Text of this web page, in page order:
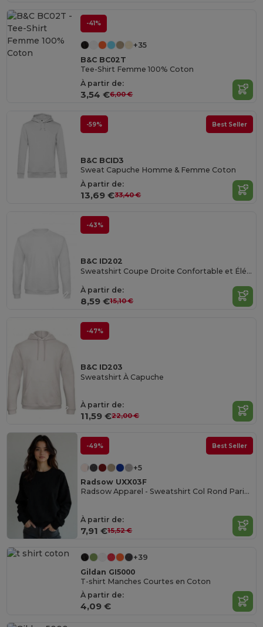
-41%
+35
B&C BC02T
Tee-Shirt Femme 100% Coton
À partir de:
3,54 €6,00 €
-59% Best Seller
B&C BCID3
Sweat Capuche Homme & Femme Coton
À partir de:
13,69 €33,40 €
-43%
B&C ID202
Sweatshirt Coupe Droite Confortable et Élégant
À partir de:
8,59 €15,10 €
-47%
B&C ID203
Sweatshirt À Capuche
À partir de:
11,59 €22,00 €
-49% Best Seller
+5
Radsow UXX03F
Radsow Apparel - Sweatshirt Col Rond Paris pour femmes
À partir de:
7,91 €15,52 €
+39
Gildan GI5000
T-shirt Manches Courtes en Coton
À partir de:
4,09 €